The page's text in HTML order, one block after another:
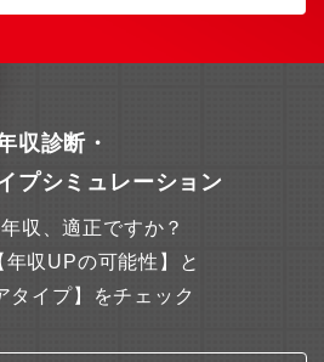
収診断・
プシミュレーション
収、適正ですか？
年収UPの可能性】と
タイプ】をチェック